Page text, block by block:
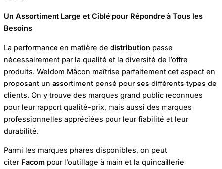
Un Assortiment Large et Ciblé pour Répondre à Tous les
Besoins
La performance en matière de distribution passe
nécessairement par la qualité et la diversité de l’offre
produits. Weldom Mâcon maîtrise parfaitement cet aspect en
proposant un assortiment pensé pour ses différents types de
clients. On y trouve des marques grand public reconnues
pour leur rapport qualité-prix, mais aussi des marques
professionnelles appréciées pour leur fiabilité et leur
durabilité.
Parmi les marques phares disponibles, on peut
citer Facom pour l’outillage à main et la quincaillerie